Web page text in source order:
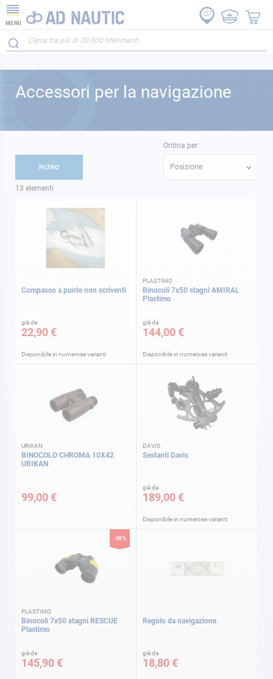
MENU
Accessori per la navigazione
13 elementi
Ordina per:
Posizione
Compasso a punte non scriventi
già da
22,90 €
Disponibile in numerose varianti
PLASTIMO
Binocoli 7x50 stagni AMIRAL
Plastimo
già da
144,00 €
Disponibile in numerose varianti
URIKAN
BINOCOLO CHROMA 10X42
URIKAN
99,00 €
DAVIS
Sestanti Davis
già da
189,00 €
Disponibile in numerose varianti
-30%
PLASTIMO
Binocoli 7x50 stagni RESCUE
Plastimo
già da
145,90 €
Regolo da navigazione
già da
18,80 €
FILTRO